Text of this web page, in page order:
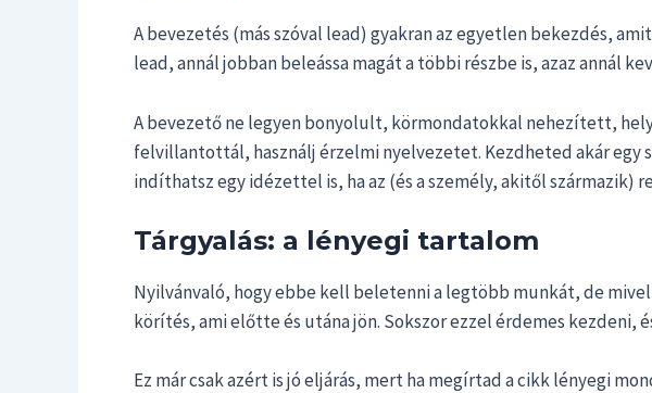
A bevezetés (más szóval lead) gyakran az egyetlen bekezdés,
lead, annál jobban beleássa magát a többi részbe is, azaz annál
A bevezető ne legyen bonyolult, körmondatokkal nehezített,
felvillantottál, használj érzelmi nyelvezetet. Kezdheted akár
indíthatsz egy idézettel is, ha az (és a személy, akitől származik)
Tárgyalás: a lényegi tartalom
Nyilvánvaló, hogy ebbe kell beletenni a legtöbb munkát, de
körítés, ami előtte és utána jön. Sokszor ezzel érdemes kezdeni,
Ez már csak azért is jó eljárás, mert ha megírtad a cikk lényegi